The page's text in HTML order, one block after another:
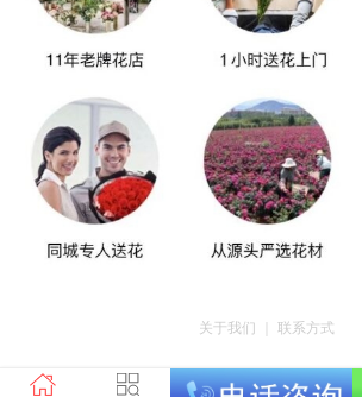
关于我们 联系方式
版权所有：荣昌区昌州街道爱神鲜花店 地址：重庆
南段3号35幢4-20 电话：tel023-